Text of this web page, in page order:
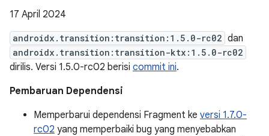
17 April 2024
androidx.transition:transition:1.5.0-rc02 dan
androidx.transition:transition-ktx:1.5.0-rc02
dirilis. Versi 1.5.0-rc02 berisi commit ini.
Pembaruan Dependensi
Memperbarui dependensi Fragment ke versi 1.7.0-
rc02 yang memperbaiki bug yang menyebabkan